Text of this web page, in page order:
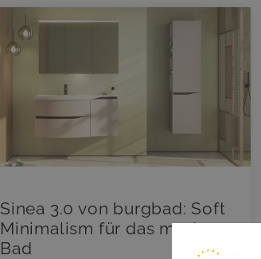
Sinea 3.0 von burgbad: Soft
Minimalism für das moderne
Bad